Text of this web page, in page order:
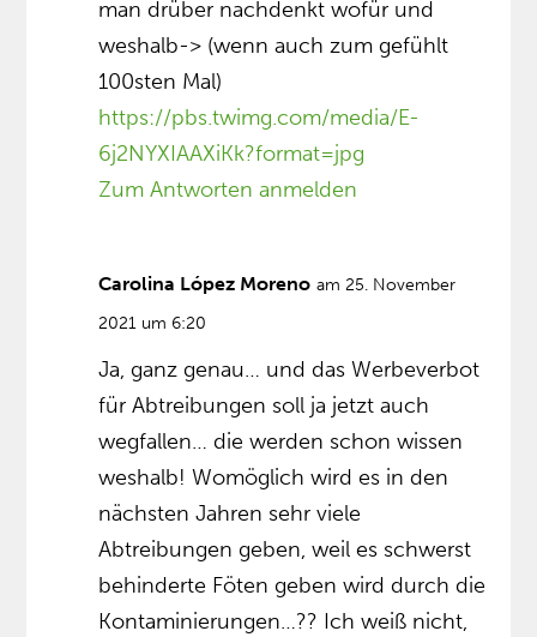
man drüber nachdenkt wofür und
weshalb-> (wenn auch zum gefühlt
100sten Mal)
https://pbs.twimg.com/media/E-
6j2NYXIAAXiKk?format=jpg
Zum Antworten anmelden
Carolina López Moreno am 25. November
2021 um 6:20
Ja, ganz genau… und das Werbeverbot
für Abtreibungen soll ja jetzt auch
wegfallen… die werden schon wissen
weshalb! Womöglich wird es in den
nächsten Jahren sehr viele
Abtreibungen geben, weil es schwerst
behinderte Föten geben wird durch die
Kontaminierungen…?? Ich weiß nicht,